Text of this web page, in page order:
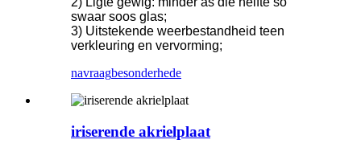
swaar soos glas;
3) Uitstekende weerbestandheid teen
verkleuring en vervorming;
navraagbesonderhede
iriserende akrielplaat